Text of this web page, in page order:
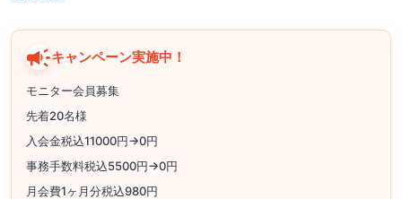
キャンペーン実施中！
モニター会員募集
先着20名様
入会金税込11000円→0円
事務手数料税込5500円→0円
月会費1ヶ月分税込980円